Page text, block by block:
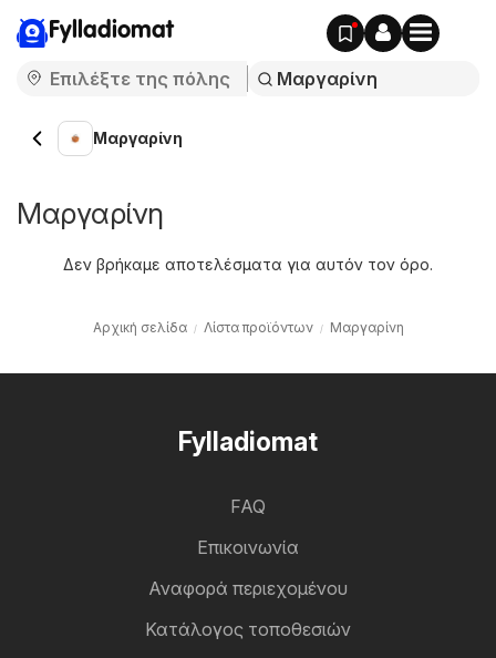
Fylladiomat
Μαργαρίνη
Μαργαρίνη
Δεν βρήκαμε αποτελέσματα για αυτόν τον όρο.
Αρχική σελίδα Λίστα προϊόντων Μαργαρίνη
Fylladiomat
FAQ
Επικοινωνία
Αναφορά περιεχομένου
Κατάλογος τοποθεσιών